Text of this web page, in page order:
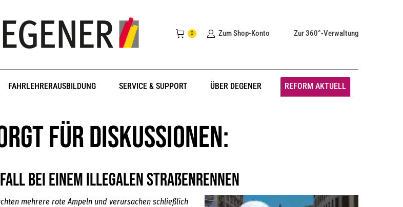
0 Zum Shop-Konto Zur 360°-Verwaltung
FAHRLEHRERAUSBILDUNG SERVICE & SUPPORT ÜBER DEGENER REFORM AKTUELL
für Diskussionen:
bei einem illegalen Straßenrennen
mehrere rote Ampeln und verursachen schließlich